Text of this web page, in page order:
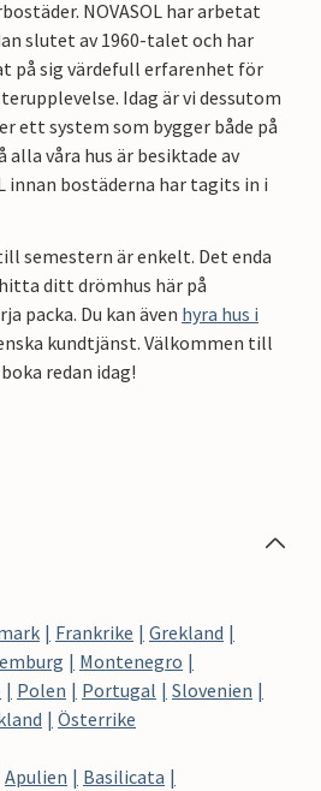
NOVASOL har arbetat
slutet av 1960-talet och har
på sig värdefull erfarenhet för
Idag är vi dessutom
ett system som bygger både på
våra hus är besiktade av
innan bostäderna har tagits in i
semestern är enkelt. Det enda
ditt drömhus här på
packa. Du kan även hyra hus i
kundtjänst. Välkommen till
redan idag!
Frankrike
Grekland
Montenegro
Polen Portugal
Slovenien
Österrike
Apulien
Basilicata